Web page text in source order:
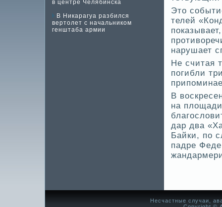
в центре Челябинска
В Никарагуа разбился
вертолет с начальником
генштаба армии
Это
телей
нарушает
Не считая
погибли
В
на
дар два
Байки, по
падре
Несчастные случаи,